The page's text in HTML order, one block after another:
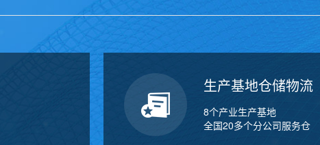
生产基地仓储物流
8个产业生产基地
全国20多个分公司服务仓